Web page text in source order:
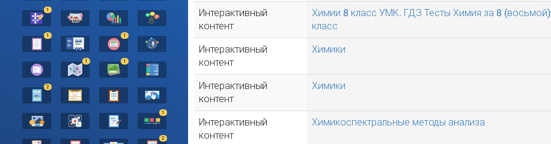
1
1 1
1 1
2
1
2
Интерактивный
контент
Химии 8 класс УМК. ГДЗ Тесты Химия за 8 (восьмой)
класс
Интерактивный
контент
Химики
Интерактивный
контент
Химики
Интерактивный
контент
Химикоспектральные методы анализа